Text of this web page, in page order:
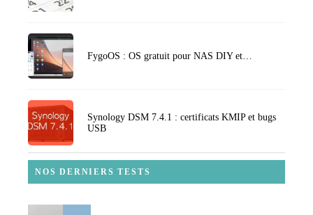
FygoOS : OS gratuit pour NAS DIY et…
Synology DSM 7.4.1 : certificats KMIP et bugs
USB
NOS DERNIERS TESTS